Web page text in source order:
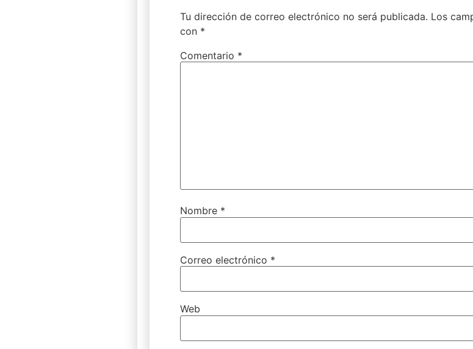
Tu dirección de correo electrónico no será publicada. Los
con *
Comentario *
Nombre *
Correo electrónico *
Web